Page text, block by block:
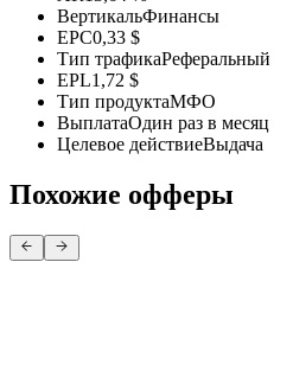
ВертикальФинансы
EPC0,33 $
Тип трафикаРеферальный
EPL1,72 $
Тип продуктаМФО
ВыплатаОдин раз в месяц
Целевое действиеВыдача
Похожие офферы